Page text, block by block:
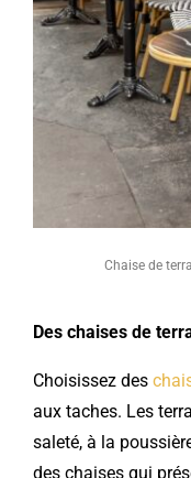
Chaise de
Des chaises de
Choisissez des
aux taches. Les
saleté, à la
des chaises qui